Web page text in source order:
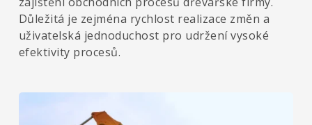
Důležitá je zejména rychlost realizace změn a
uživatelská jednoduchost pro udržení vysoké
efektivity procesů.